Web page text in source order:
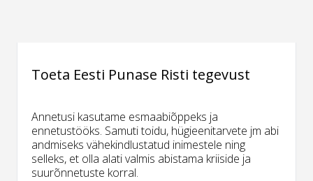
Toeta Eesti Punase Risti tegevust
Annetusi kasutame esmaabiõppeks ja
ennetustööks. Samuti toidu, hügieenitarvete jm abi
andmiseks vähekindlustatud inimestele ning
selleks, et olla alati valmis abistama kriiside ja
suurõnnetuste korral.